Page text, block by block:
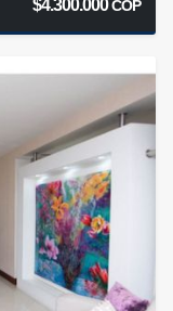
$4.300.000COP